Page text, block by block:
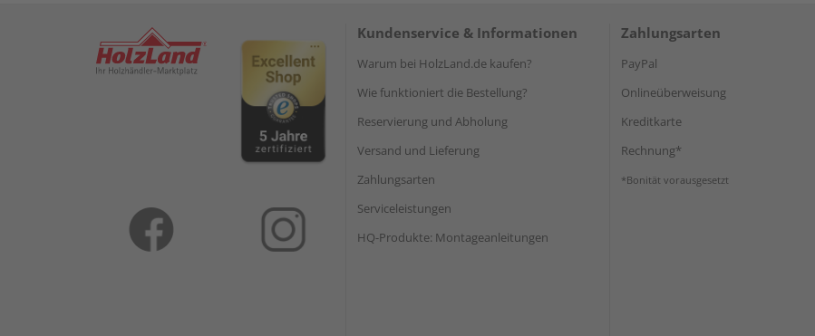
Kundenservice & Informationen
Warum bei HolzLand.de kaufen?
Wie funktioniert die Bestellung?
Reservierung und Abholung
Versand und Lieferung
Zahlungsarten
Serviceleistungen
HQ-Produkte: Montageanleitungen
Zahlungsarten
PayPal
Onlineüberweisung
Kreditkarte
Rechnung*
*Bonität vorausgesetzt